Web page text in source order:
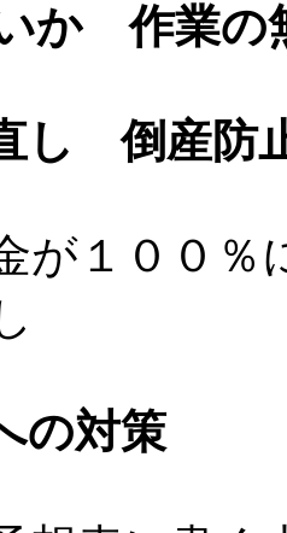
か 作業の
し 倒産防
が１００
の対策